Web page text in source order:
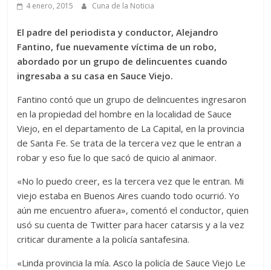
4 enero, 2015 Cuna de la Noticia
El padre del periodista y conductor, Alejandro
Fantino, fue nuevamente víctima de un robo,
abordado por un grupo de delincuentes cuando
ingresaba a su casa en Sauce Viejo.
Fantino contó que un grupo de delincuentes ingresaron
en la propiedad del hombre en la localidad de Sauce
Viejo, en el departamento de La Capital, en la provincia
de Santa Fe. Se trata de la tercera vez que le entran a
robar y eso fue lo que sacó de quicio al animaor.
«No lo puedo creer, es la tercera vez que le entran. Mi
viejo estaba en Buenos Aires cuando todo ocurrió. Yo
aún me encuentro afuera», comentó el conductor, quien
usó su cuenta de Twitter para hacer catarsis y a la vez
criticar duramente a la policía santafesina.
«Linda provincia la mía. Asco la policía de Sauce Viejo Le